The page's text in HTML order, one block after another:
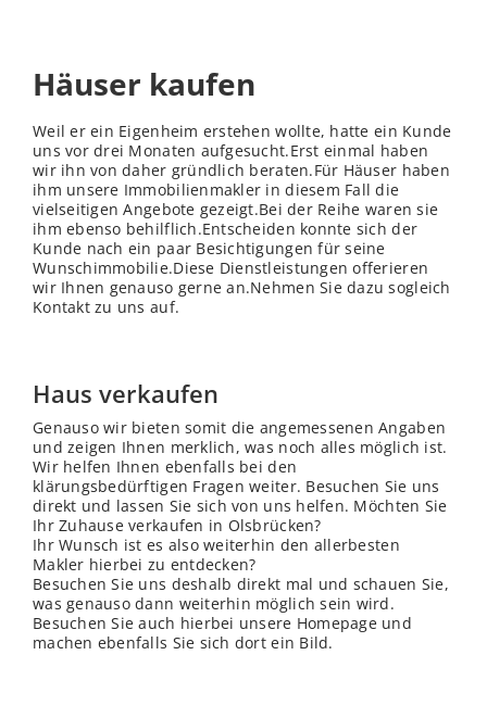
Häuser kaufen
Weil er ein Eigenheim erstehen wollte, hatte ein Kunde
uns vor drei Monaten aufgesucht.Erst einmal haben
wir ihn von daher gründlich beraten.Für Häuser haben
ihm unsere Immobilienmakler in diesem Fall die
vielseitigen Angebote gezeigt.Bei der Reihe waren sie
ihm ebenso behilflich.Entscheiden konnte sich der
Kunde nach ein paar Besichtigungen für seine
Wunschimmobilie.Diese Dienstleistungen offerieren
wir Ihnen genauso gerne an.Nehmen Sie dazu sogleich
Kontakt zu uns auf.
Haus verkaufen
Genauso wir bieten somit die angemessenen Angaben
und zeigen Ihnen merklich, was noch alles möglich ist.
Wir helfen Ihnen ebenfalls bei den
klärungsbedürftigen Fragen weiter. Besuchen Sie uns
direkt und lassen Sie sich von uns helfen. Möchten Sie
Ihr Zuhause verkaufen in Olsbrücken?
Ihr Wunsch ist es also weiterhin den allerbesten
Makler hierbei zu entdecken?
Besuchen Sie uns deshalb direkt mal und schauen Sie,
was genauso dann weiterhin möglich sein wird.
Besuchen Sie auch hierbei unsere Homepage und
machen ebenfalls Sie sich dort ein Bild.